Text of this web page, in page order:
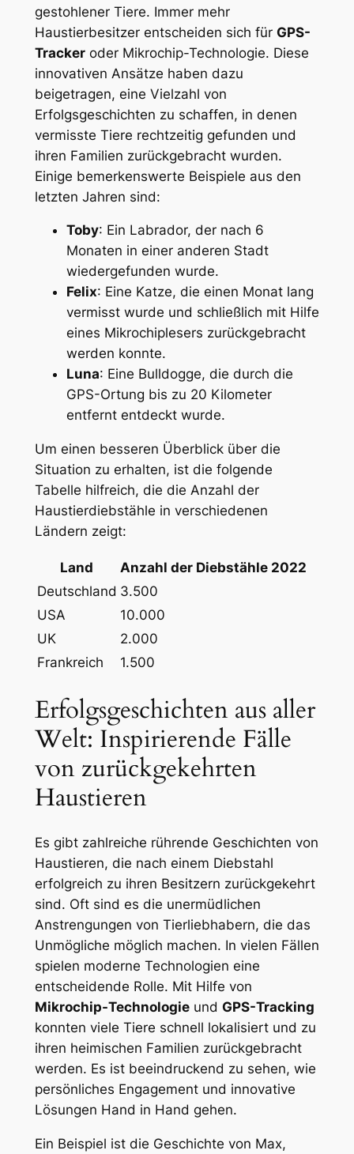
gestohlener Tiere. Immer mehr
Haustierbesitzer⁢ entscheiden​ sich für GPS-
Trackeroder Mikrochip-Technologie. ⁣Diese
innovativen Ansätze haben dazu
beigetragen, eine Vielzahl von
Erfolgsgeschichten zu schaffen, ‌in denen
vermisste Tiere ⁣rechtzeitig gefunden und
ihren Familien zurückgebracht wurden.
Einige bemerkenswerte Beispiele‌ aus den
letzten Jahren⁢ sind:
Toby:​ Ein Labrador, ⁢der nach 6‌
Monaten in einer anderen ‌Stadt
wiedergefunden⁣ wurde.
Felix: Eine ‌Katze, die einen⁣ Monat lang
vermisst wurde und schließlich mit Hilfe
eines ⁤Mikrochiplesers zurückgebracht
werden konnte.
Luna:⁢ Eine Bulldogge, die ​durch die
GPS-Ortung‍ bis zu 20 Kilometer
entfernt entdeckt wurde.
Um einen‌ besseren Überblick über die
Situation zu erhalten, ist die folgende
Tabelle hilfreich, die die Anzahl der
Haustierdiebstähle in verschiedenen
Ländern ​zeigt:
Land
Anzahl der⁣ Diebstähle 2022
Deutschland 3.500
USA
10.000
UK
2.000
Frankreich
1.500
Erfolgsgeschichten aus aller⁤
Welt: Inspirierende Fälle
von zurückgekehrten
Haustieren
Es gibt zahlreiche rührende ⁣Geschichten von
Haustieren, die nach einem Diebstahl
‌erfolgreich zu ihren Besitzern zurückgekehrt
sind. Oft⁢ sind⁢ es⁤ die unermüdlichen
Anstrengungen ‍von Tierliebhabern, die​ das
Unmögliche ‍möglich machen. In vielen Fällen
spielen moderne Technologien eine
entscheidende Rolle. Mit​ Hilfe von
Mikrochip-Technologieund GPS-Tracking
konnten viele Tiere schnell​ lokalisiert und ‌zu
ihren heimischen Familien​ zurückgebracht
werden. Es ist beeindruckend zu sehen, wie
persönliches ​Engagement und innovative⁤
Lösungen Hand in Hand gehen.
Ein Beispiel‍ ist die Geschichte von Max,